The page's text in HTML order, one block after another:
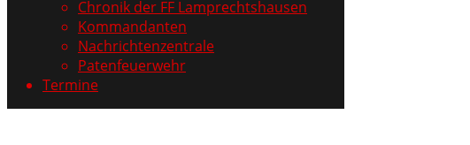
Chronik der FF Lamprechtshausen
Kommandanten
Nachrichtenzentrale
Patenfeuerwehr
Termine